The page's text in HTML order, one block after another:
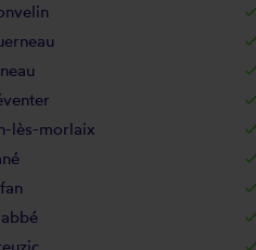
lès-morlaix